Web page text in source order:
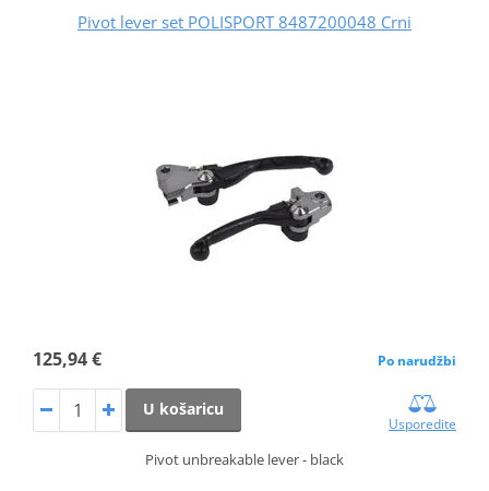
Pivot lever set POLISPORT 8487200048 Crni
125,94 € Po narudžbi
U košaricu
Usporedite
Pivot unbreakable lever - black